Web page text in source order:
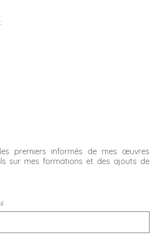
premiers informés de mes œuvres
sur mes formations et des ajouts de